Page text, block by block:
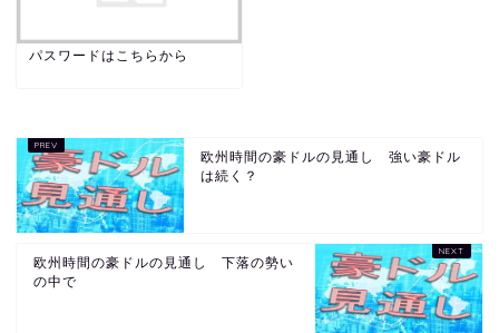
パスワードはこちらから
欧州時間の豪ドルの見通し 強い豪ドル
は続く？
欧州時間の豪ドルの見通し 下落の勢い
の中で